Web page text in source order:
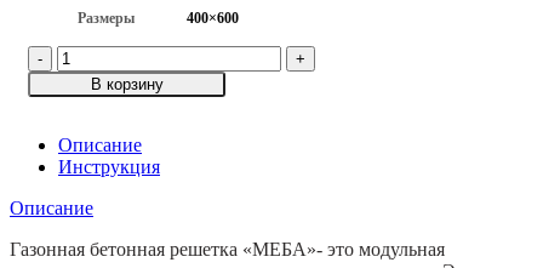
Размеры 400×600
Количество
товара
Газонная
"Меба"
В корзину
Описание
Инструкция
Описание
Газонная бетонная решетка «МЕБА»- это модульная